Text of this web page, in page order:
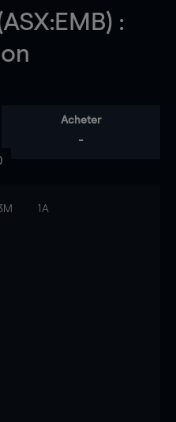
:
Acheter
-
1A